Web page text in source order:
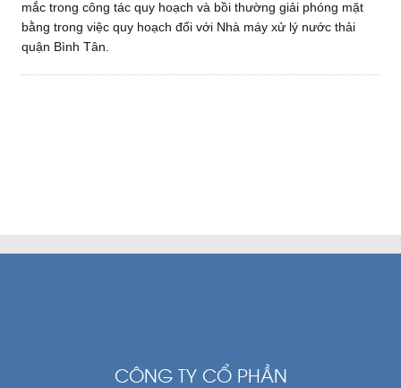
mắc trong công tác quy hoạch và bồi thường giải phóng mặt
bằng trong việc quy hoạch đối với Nhà máy xử lý nước thải
quận Bình Tân.
CÔNG TY CỔ PHẦN